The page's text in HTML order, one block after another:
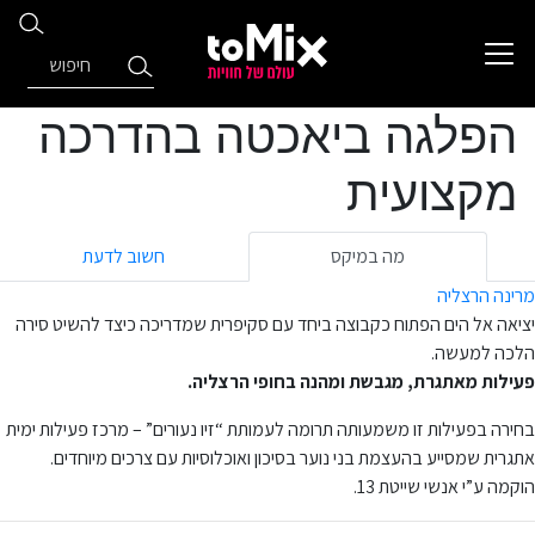
הפלגה ביאכטה בהדרכה
מקצועית
מה במיקס
חשוב לדעת
מרינה הרצליה
יציאה אל הים הפתוח כקבוצה ביחד עם סקיפרית שמדריכה כיצד להשיט סירה
הלכה למעשה.
פעילות מאתגרת, מגבשת ומהנה בחופי הרצליה.
בחירה בפעילות זו משמעותה תרומה לעמותת “זיו נעורים” – מרכז פעילות ימית
אתגרית שמסייע בהעצמת בני נוער בסיכון ואוכלוסיות עם צרכים מיוחדים.
הוקמה ע”י אנשי שייטת 13.